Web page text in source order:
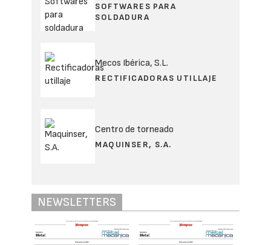
SOFTWARES PARA
SOLDADURA
Mecos Ibérica, S.L.
RECTIFICADORAS UTILLAJE
Centro de torneado
MAQUINSER, S.A.
NEWSLETTERS